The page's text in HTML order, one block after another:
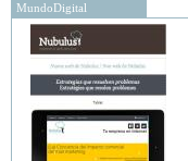
MundoDigital